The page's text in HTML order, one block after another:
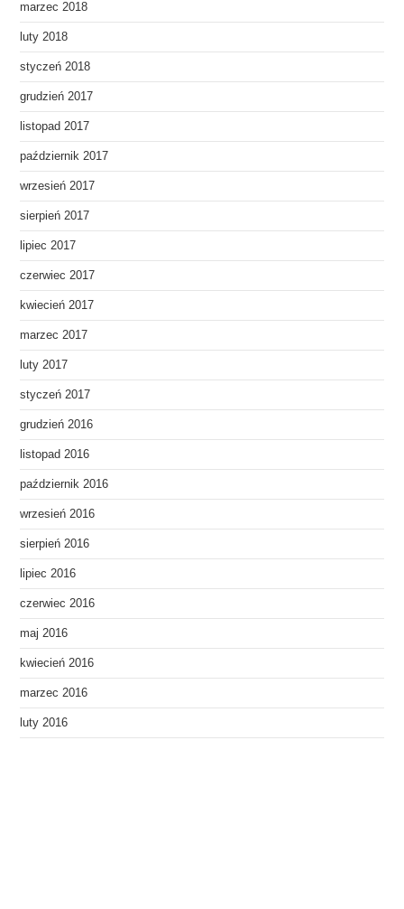
marzec 2018
luty 2018
styczeń 2018
grudzień 2017
listopad 2017
październik 2017
wrzesień 2017
sierpień 2017
lipiec 2017
czerwiec 2017
kwiecień 2017
marzec 2017
luty 2017
styczeń 2017
grudzień 2016
listopad 2016
październik 2016
wrzesień 2016
sierpień 2016
lipiec 2016
czerwiec 2016
maj 2016
kwiecień 2016
marzec 2016
luty 2016